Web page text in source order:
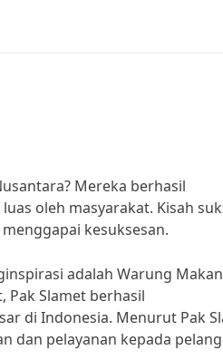
Mereka berhasil
oleh masyarakat. Kisah
kesuksesan.
adalah Warung Makan
Pak Slamet berhasil
di Indonesia. Menurut Pak
dan pelayanan kepada